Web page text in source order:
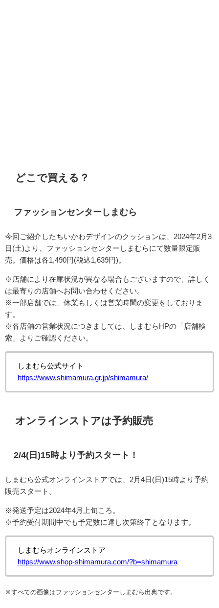
どこで買える？
ファッションセンターしまむら
今回ご紹介したちいかわデザインのクッションは、2024年2月3
日(土)より、ファッションセンターしまむらにて数量限定販
売 。価格は各1,490円(税込1,639円)。
※店舗により在庫状況が異なる場合もございますので、詳しく
は最寄りの店舗へお問い合わせください。
※一部店舗では、休業もしくは営業時間の変更をしておりま
す。
※各店舗の営業状況につきましては、しまむらHPの「店舗検
索」よりご確認ください。
しまむら公式サイト
https://www.shimamura.gr.jp/shimamura/
オンラインストアは予約販売
2/4(日)15時より予約スタート！
しまむら公式オンラインストアでは、2月4日(日)15時より予約
販売スタート。
※発送予定は2024年4月上旬ころ。
※予約受付期間中でも予定数に達し次第終了となります。
しまむらオンラインストア
https://www.shop-shimamura.com/?b=shimamura
※すべての画像はファッションセンターしまむら出典です。